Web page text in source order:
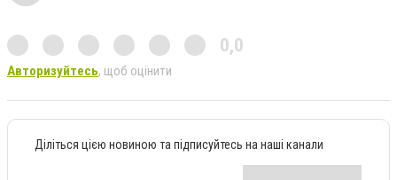
0,0
Авторизуйтесь, щоб оцінити
Діліться цією новиною та підписуйтесь на наші канали